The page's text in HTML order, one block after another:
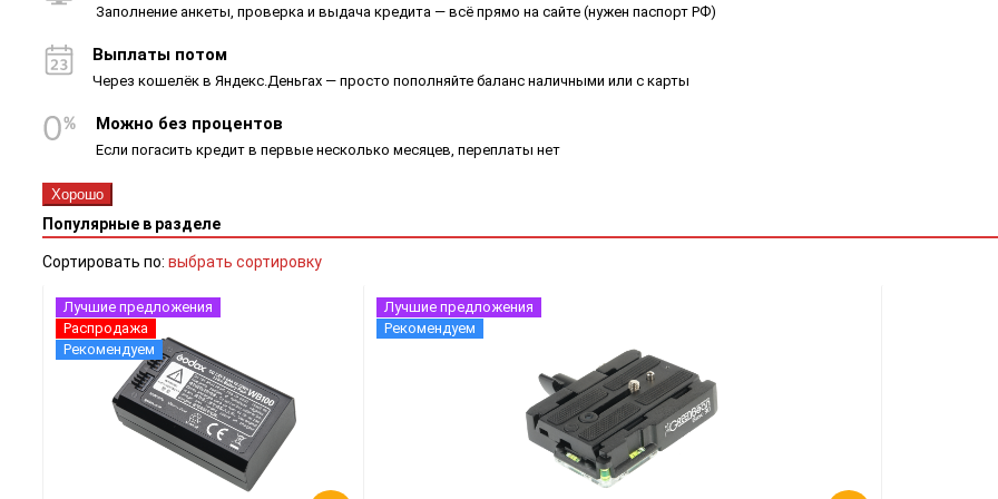
Заполнение анкеты, проверка и выдача кредита — всё прямо на сайте (нужен паспорт РФ)
Выплаты потом
Через кошелёк в Яндекс.Деньгах — просто пополняйте баланс наличными или с карты
Можно без процентов
Если погасить кредит в первые несколько месяцев, переплаты нет
Хорошо
Популярные в разделе
Сортировать по: выбрать сортировку
Лучшие предложения
Распродажа
Рекомендуем
Лучшие предложения
Рекомендуем